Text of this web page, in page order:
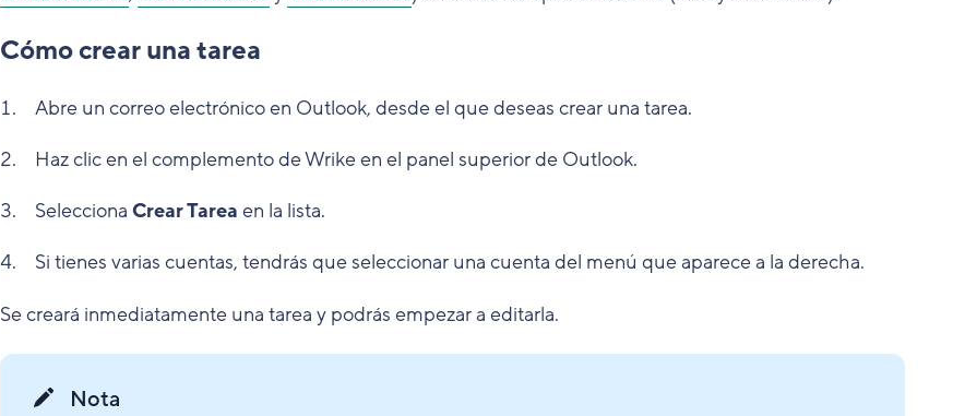
Cómo crear una tarea
Abre un correo electrónico en Outlook, desde el que deseas crear una tarea.
Haz clic en el complemento de Wrike en el panel superior de Outlook.
Selecciona Crear Tarea en la lista.
Si tienes varias cuentas, tendrás que seleccionar una cuenta del menú que aparece a la derecha.
Se creará inmediatamente una tarea y podrás empezar a editarla.
Nota